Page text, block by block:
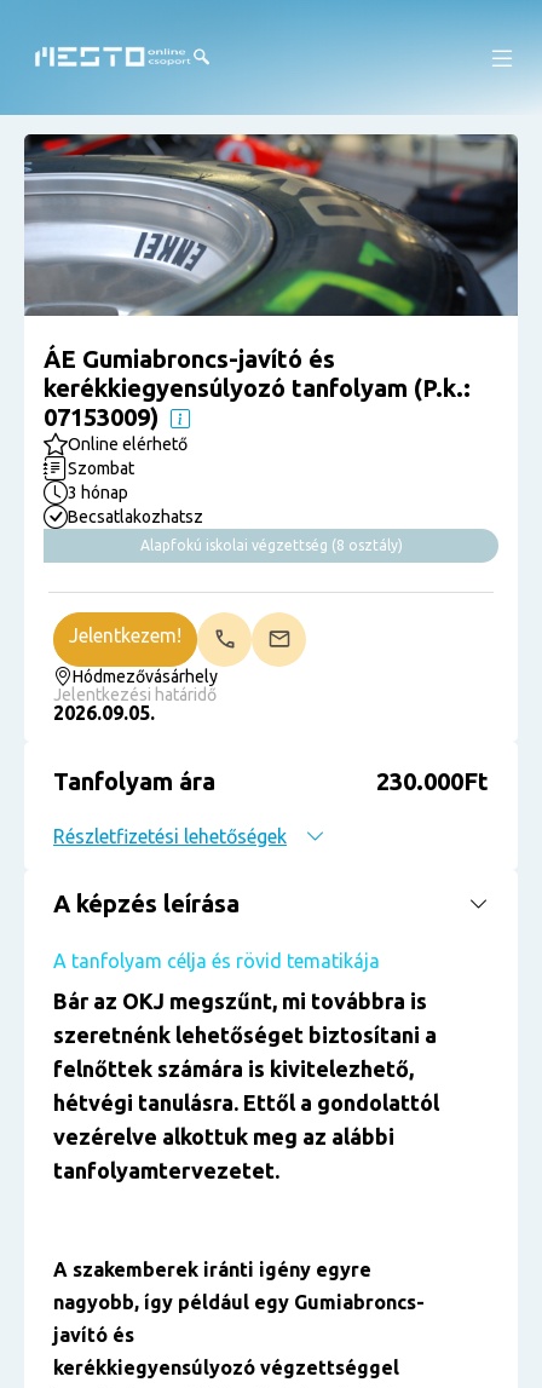
ÁE Gumiabroncs-javító és
kerékkiegyensúlyozó tanfolyam (P.k.:
07153009)
Online elérhető
Szombat
3 hónap
Becsatlakozhatsz
Alapfokú iskolai végzettség (8 osztály)
Hódmezővásárhely
Jelentkezési határidő
2026.09.05.
Jelentkezem!
Tanfolyam ára 230.000Ft
Részletfizetési lehetőségek
A képzés leírása
A tanfolyam célja és rövid tematikája
Bár az OKJ megszűnt, mi továbbra is
szeretnénk lehetőséget biztosítani a
felnőttek számára is kivitelezhető,
hétvégi tanulásra. Ettől a gondolattól
vezérelve alkottuk meg az alábbi
tanfolyamtervezetet.
A szakemberek iránti igény egyre
nagyobb, így például egy Gumiabroncs-
javító és
kerékkiegyensúlyozó végzettséggel